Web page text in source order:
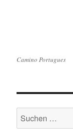
Camino Portugues
Suchen
nach: